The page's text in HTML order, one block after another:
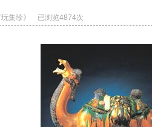
集珍》 已浏览4874次